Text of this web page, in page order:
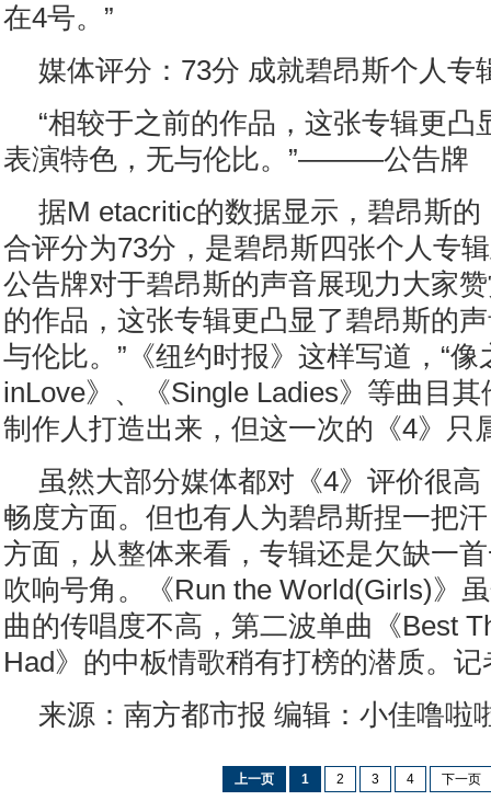
在4号。”
媒体评分：73分 成就碧昂斯个人专
“相较于之前的作品，这张专辑更凸
表演特色，无与伦比。”———公告牌
据M etacritic的数据显示，碧昂斯
合评分为73分，是碧昂斯四张个人专
公告牌对于碧昂斯的声音展现力大家
的作品，这张专辑更凸显了碧昂斯的
与伦比。”《纽约时报》这样写道，“
inLove》、《Single Ladies》等曲目
制作人打造出来，但这一次的《4》只
虽然大部分媒体都对《4》评价很
畅度方面。但也有人为碧昂斯捏一把
方面，从整体来看，专辑还是欠缺一
吹响号角。《Run the World(Girls)》
曲的传唱度不高，第二波单曲《Best
Had》的中板情歌稍有打榜的潜质。记
来源：南方都市报 编辑：小佳噜啦
上一页 1 2 3 4 下一页